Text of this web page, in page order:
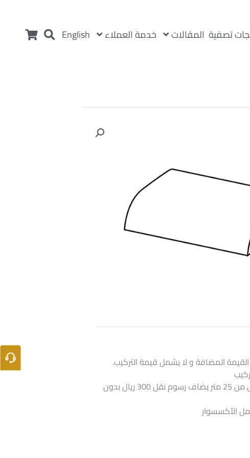
تصفية المقالات خدمة العملاء English
المضافة و لا يشمل قيمة التركيب.
اذا كانت الكمية أقل من 25 متر يضاف رسوم نقل 300 ريال بدون
الأكسسوار